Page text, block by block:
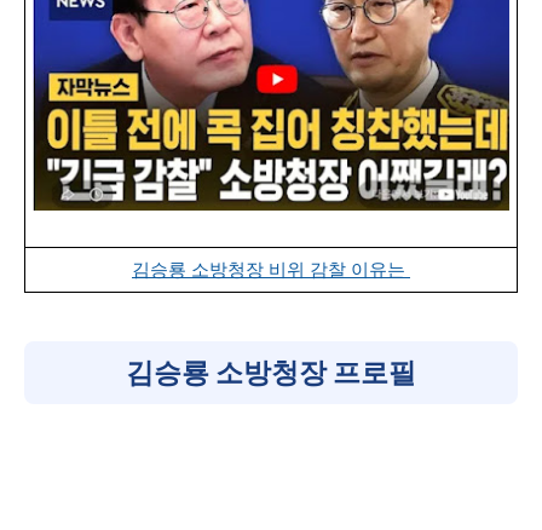
김승룡 소방청장 비위 감찰 이유는
김승룡 소방청장 프로필